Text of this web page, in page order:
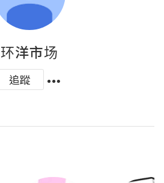
环洋市场
追蹤